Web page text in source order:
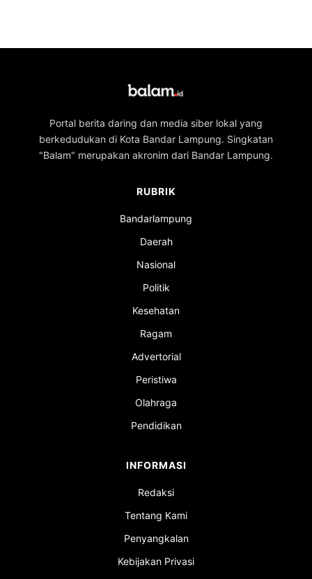
Portal berita daring dan media siber lokal yang
berkedudukan di Kota Bandar Lampung. Singkatan
"Balam" merupakan akronim dari Bandar Lampung.
RUBRIK
Bandarlampung
Daerah
Nasional
Politik
Kesehatan
Ragam
Advertorial
Peristiwa
Olahraga
Pendidikan
INFORMASI
Redaksi
Tentang Kami
Penyangkalan
Kebijakan Privasi